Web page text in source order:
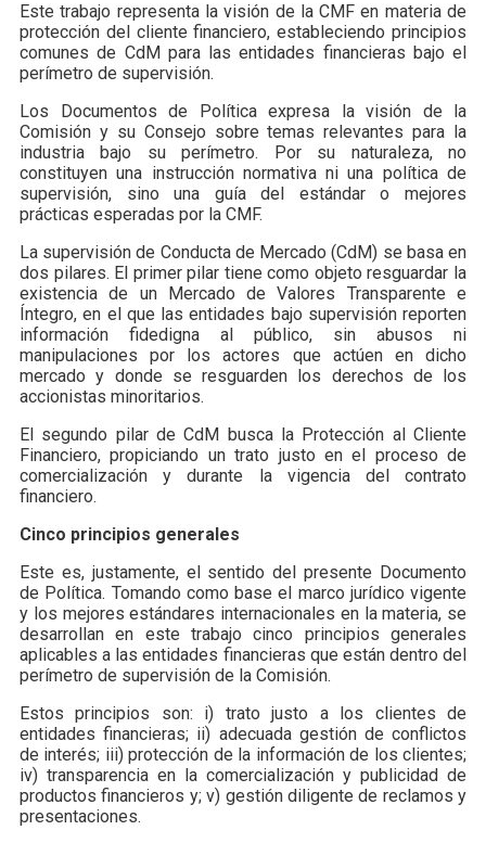
Este trabajo representa la visión de la CMF en materia de
protección del cliente financiero, estableciendo principios
comunes de CdM para las entidades financieras bajo el
perímetro de supervisión.
Los Documentos de Política expresa la visión de la
Comisión y su Consejo sobre temas relevantes para la
industria bajo su perímetro. Por su naturaleza, no
constituyen una instrucción normativa ni una política de
supervisión, sino una guía del estándar o mejores
prácticas esperadas por la CMF.
La supervisión de Conducta de Mercado (CdM) se basa en
dos pilares. El primer pilar tiene como objeto resguardar la
existencia de un Mercado de Valores Transparente e
Íntegro, en el que las entidades bajo supervisión reporten
información fidedigna al público, sin abusos ni
manipulaciones por los actores que actúen en dicho
mercado y donde se resguarden los derechos de los
accionistas minoritarios.
El segundo pilar de CdM busca la Protección al Cliente
Financiero, propiciando un trato justo en el proceso de
comercialización y durante la vigencia del contrato
financiero.
Cinco principios generales
Este es, justamente, el sentido del presente Documento
de Política. Tomando como base el marco jurídico vigente
y los mejores estándares internacionales en la materia, se
desarrollan en este trabajo cinco principios generales
aplicables a las entidades financieras que están dentro del
perímetro de supervisión de la Comisión.
Estos principios son: i) trato justo a los clientes de
entidades financieras; ii) adecuada gestión de conflictos
de interés; iii) protección de la información de los clientes;
iv) transparencia en la comercialización y publicidad de
productos financieros y; v) gestión diligente de reclamos y
presentaciones.